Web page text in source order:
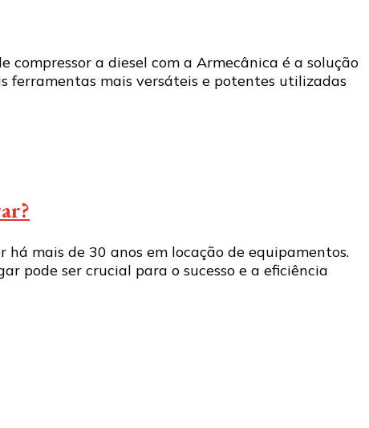
a diesel com a Armecânica é a solução
ferramentas mais versáteis e potentes utilizadas
mais de 30 anos em locação de equipamentos.
pode ser crucial para o sucesso e a eficiência